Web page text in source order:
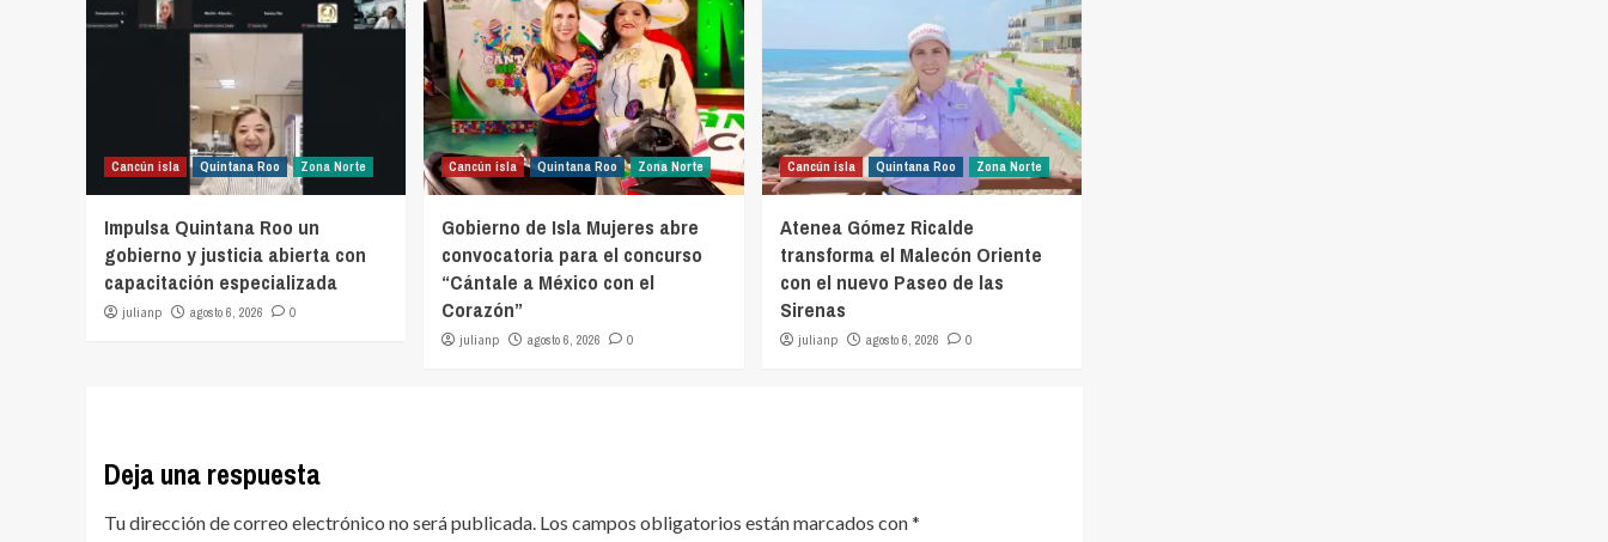
Cancún isla Quintana Roo Zona Norte
Impulsa Quintana Roo un
gobierno y justicia abierta con
capacitación especializada
julianp agosto 6, 2026 0
Cancún isla Quintana Roo Zona Norte
Gobierno de Isla Mujeres abre
convocatoria para el concurso
“Cántale a México con el
Corazón”
julianp agosto 6, 2026 0
Cancún isla Quintana Roo Zona Norte
Atenea Gómez Ricalde
transforma el Malecón Oriente
con el nuevo Paseo de las
Sirenas
julianp agosto 6, 2026 0
Deja una respuesta
Tu dirección de correo electrónico no será publicada. Los campos obligatorios están marcados con*